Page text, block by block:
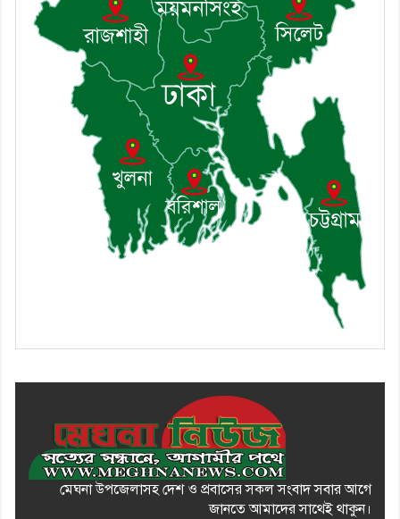
৮। মেঘনায় আইন-শৃঙ্খলা কমিটির
মাসিক সভা অনুষ্ঠিত
৯। জাতীয় নেতা ড. খন্দকার
মোশাররফ হোসেনের মূল্যায়ন কোথায়
এবং একটি বিশ্লেষণ
১০। দাউদকান্দিতে ইউপি সদস্যকে
মারধরের চেষ্টা ও প্রাণনাশের হুমকির
অভিযোগ
মেঘনা উপজেলাসহ দেশ ও প্রবাসের সকল সংবাদ সবার আগে
জানতে আমাদের সাথেই থাকুন।